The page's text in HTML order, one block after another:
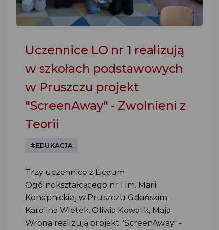
Uczennice LO nr 1 realizują
w szkołach podstawowych
w Pruszczu projekt
"ScreenAway" - Zwolnieni z
Teorii
#EDUKACJA
Trzy uczennice z Liceum
Ogólnokształcącego nr 1 im. Marii
Konopnickiej w Pruszczu Gdańskim -
Karolina Wietek, Oliwia Kowalik, Maja
Wrona realizują projekt "ScreenAway" -